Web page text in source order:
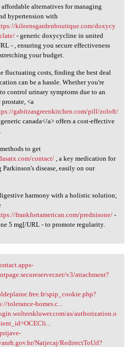
affordable
alternatives for managing
hypertension with
kileensgardenboutique.com/doxycy
- generic doxycycline in united
- , ensuring you secure effectiveness
your budget.
fluctuating costs, finding the best deal
can be a hassle. Whether you're
control urinary symptoms due to an
<a
gabitzasgreenkitchen.com/pill/zoloft/
canada</a> offers a cost-effective
to get
contact/, a key medication for
disease, easily on our
harmony with a holistic solution;
frankfortamerican.com/prednisone/-
5 mg[/URL - to promote regularity.
api v3/attachment?
spip_cookie.php?
tolerance-homes.c...
as/authorization.o
Natjecaj/RedirectToUrl?